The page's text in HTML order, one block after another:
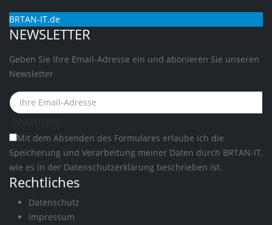
BRTAN-IT.de
NEWSLETTER
Geben Sie Ihre Email-Adresse ein und abonieren Sie unseren
Newsletter
Mit dem Absenden des Formulares erlaube ich die
Speicherung und Verarbeitung meiner Daten durch BRTAN-IT,
wie es in der Datenschutzerklärung beschrieben ist.
Rechtliches
Datenschutz
Impressum